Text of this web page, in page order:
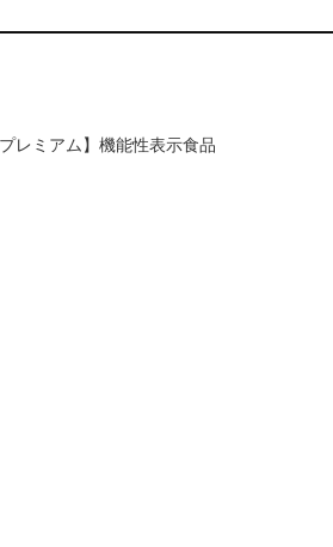
レミアム】機能性表示食品